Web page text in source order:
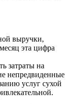
выручки,
эта цифра
затраты на
непредвиденные
услуг сухой